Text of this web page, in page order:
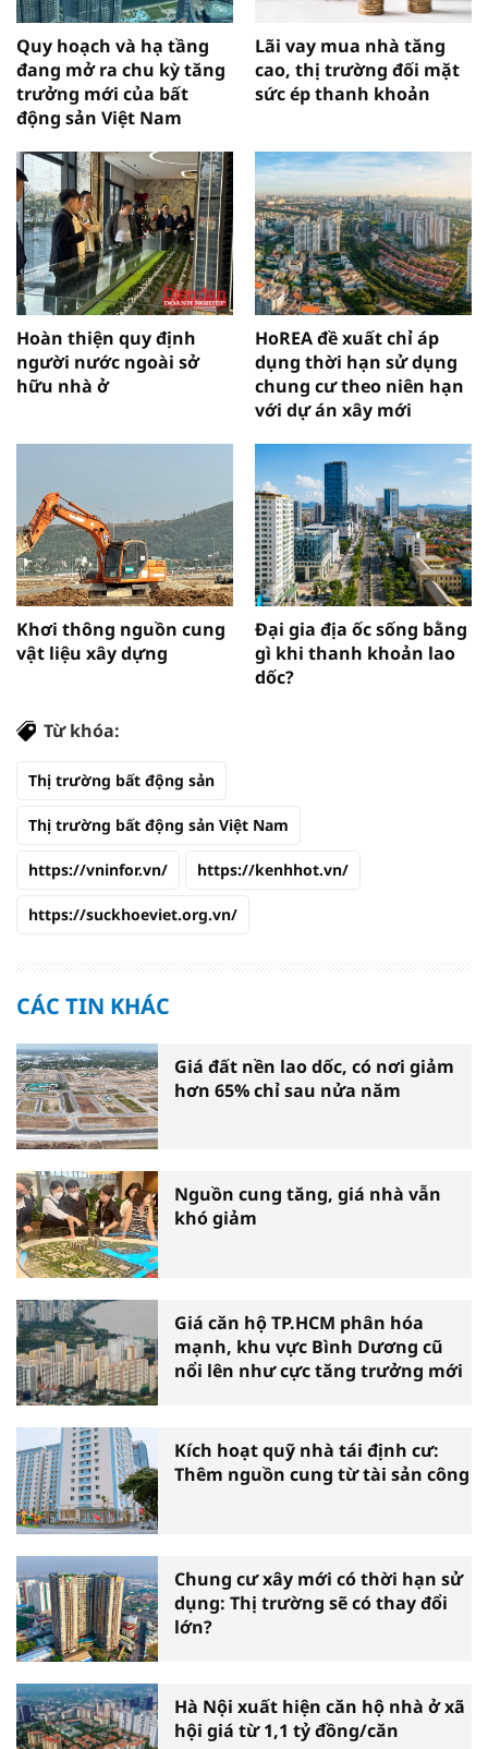
Quy hoạch và hạ tầng
đang mở ra chu kỳ tăng
trưởng mới của bất
động sản Việt Nam
Lãi vay mua nhà tăng
cao, thị trường đối mặt
sức ép thanh khoản
Hoàn thiện quy định
người nước ngoài sở
hữu nhà ở
HoREA đề xuất chỉ áp
dụng thời hạn sử dụng
chung cư theo niên hạn
với dự án xây mới
Khơi thông nguồn cung
vật liệu xây dựng
Đại gia địa ốc sống bằng
gì khi thanh khoản lao
dốc?
Từ khóa:
Thị trường bất động sản
Thị trường bất động sản Việt Nam
https://vninfor.vn/ https://kenhhot.vn/
https://suckhoeviet.org.vn/
CÁC TIN KHÁC
Giá đất nền lao dốc, có nơi giảm
hơn 65% chỉ sau nửa năm
Nguồn cung tăng, giá nhà vẫn
khó giảm
Giá căn hộ TP.HCM phân hóa
mạnh, khu vực Bình Dương cũ
nổi lên như cực tăng trưởng mới
Kích hoạt quỹ nhà tái định cư:
Thêm nguồn cung từ tài sản công
Chung cư xây mới có thời hạn sử
dụng: Thị trường sẽ có thay đổi
lớn?
Hà Nội xuất hiện căn hộ nhà ở xã
hội giá từ 1,1 tỷ đồng/căn